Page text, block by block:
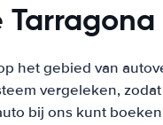
het gebied van
vergeleken,
bij ons kunt